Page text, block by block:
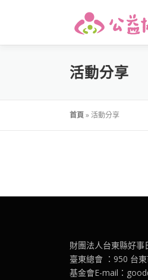
活動分享
首頁»活動分享
財團法人台東縣好
臺東總會 ：950 台
基金會E-mail：